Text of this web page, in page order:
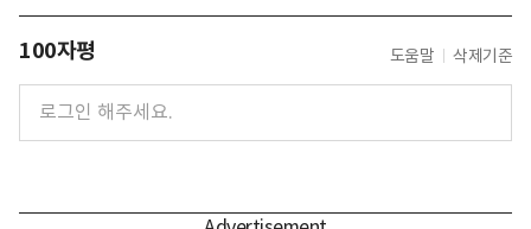
100자평 도움말 삭제기준